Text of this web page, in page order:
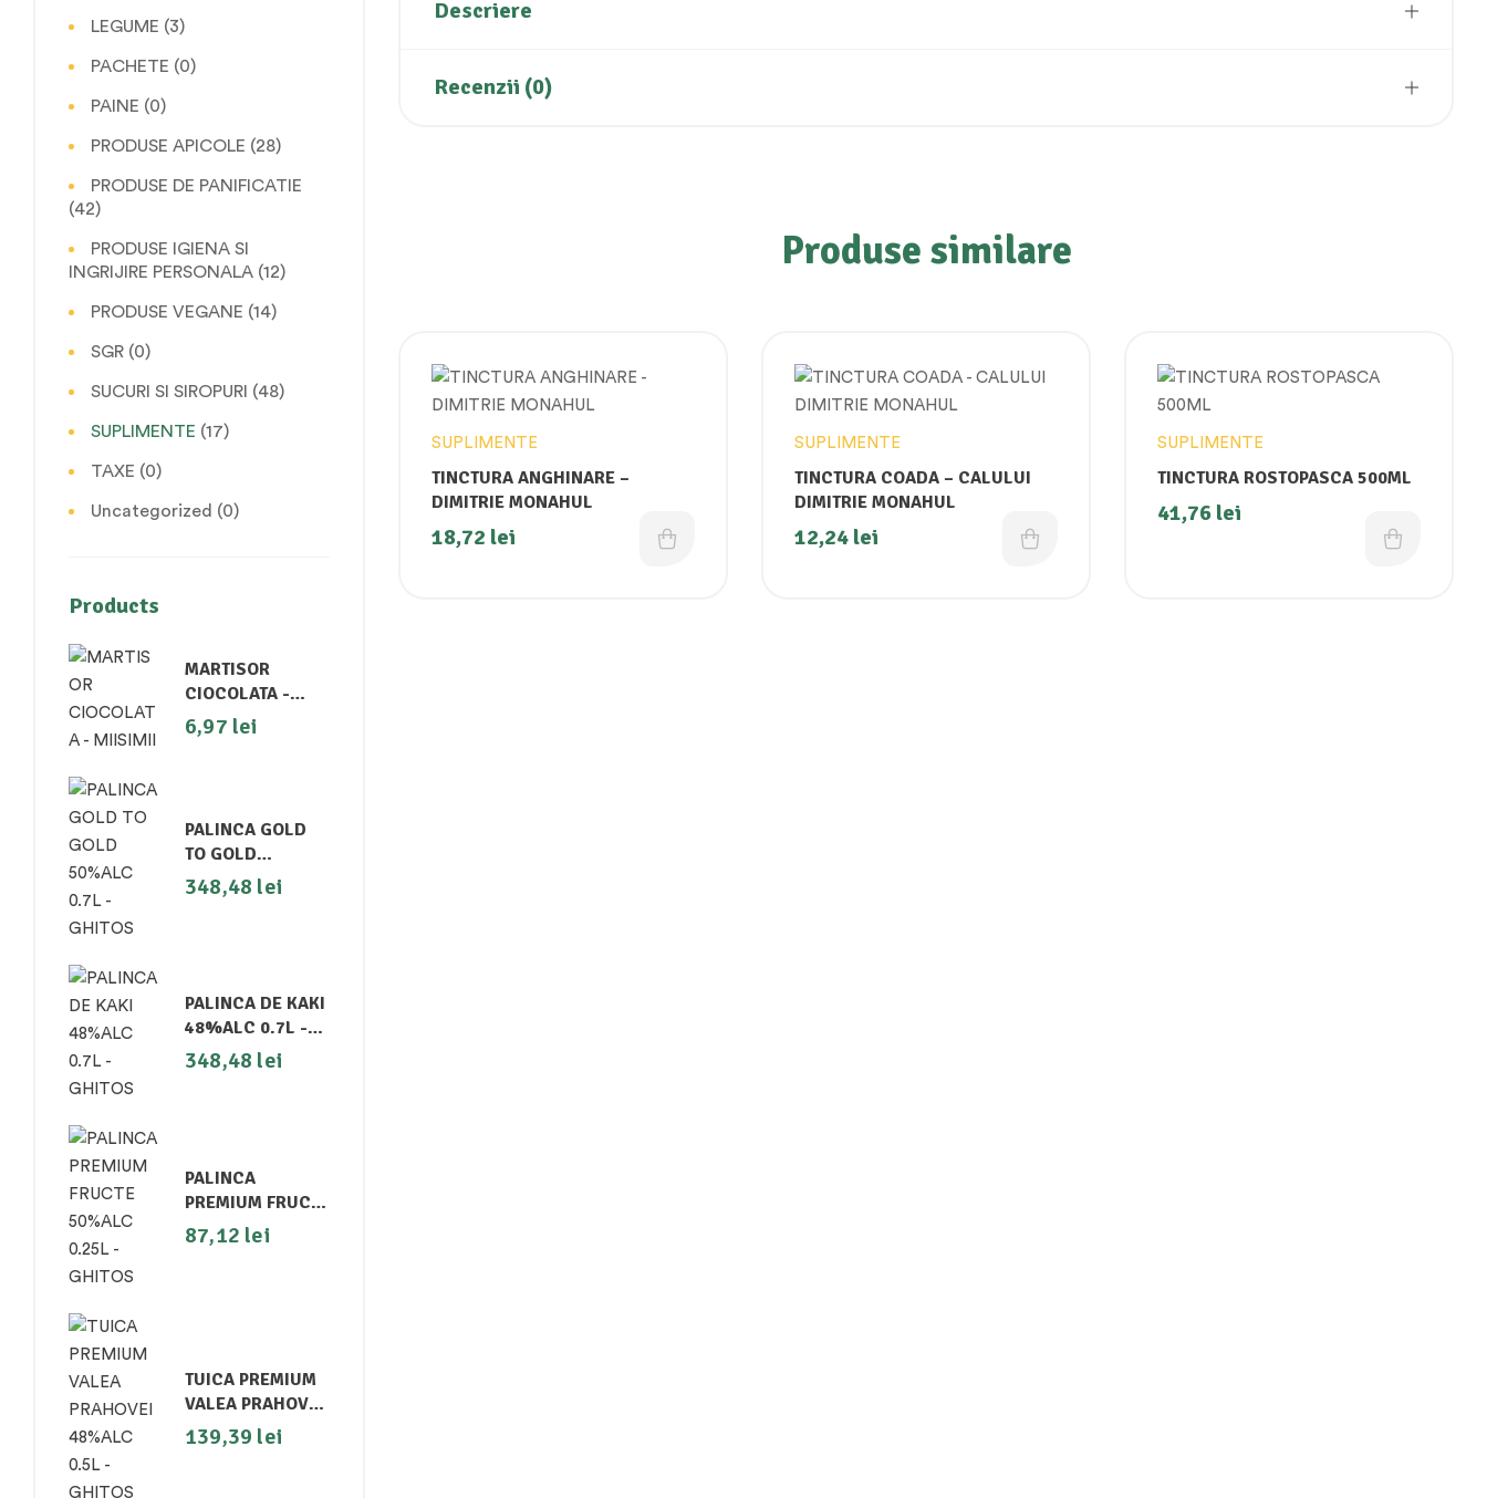
Descriere
Recenzii (0)
Produse similare
SUPLIMENTE
TINCTURA ANGHINARE –
DIMITRIE MONAHUL
18,72 lei
SUPLIMENTE
TINCTURA COADA – CALULUI
DIMITRIE MONAHUL
12,24 lei
SUPLIMENTE
TINCTURA ROSTOPASCA 500ML
41,76 lei
LEGUME (3)
PACHETE (0)
PAINE (0)
PRODUSE APICOLE (28)
PRODUSE DE PANIFICATIE
(42)
PRODUSE IGIENA SI
INGRIJIRE PERSONALA (12)
PRODUSE VEGANE (14)
SGR (0)
SUCURI SI SIROPURI (48)
SUPLIMENTE (17)
TAXE (0)
Uncategorized (0)
Products
MARTISOR
CIOCOLATA -
MIISIMII
6,97 lei
PALINCA GOLD
TO GOLD
50%ALC 0.7L -
GHITOS
348,48 lei
PALINCA DE KAKI
48%ALC 0.7L -
GHITOS
348,48 lei
PALINCA
PREMIUM FRUCTE
50%ALC 0.25L -
GHITOS
87,12 lei
TUICA PREMIUM
VALEA PRAHOVEI
48%ALC 0.5L -
GHITOS
139,39 lei